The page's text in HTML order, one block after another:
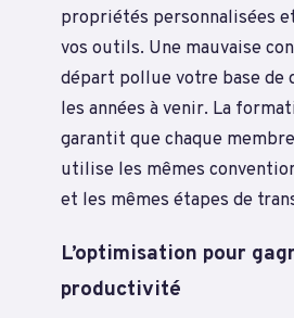
propriétés personnalisées
vos outils. Une mauvaise
départ pollue votre base de
les années à venir. La
garantit que chaque
utilise les mêmes
et les mêmes étapes de
L’optimisation pour
productivité